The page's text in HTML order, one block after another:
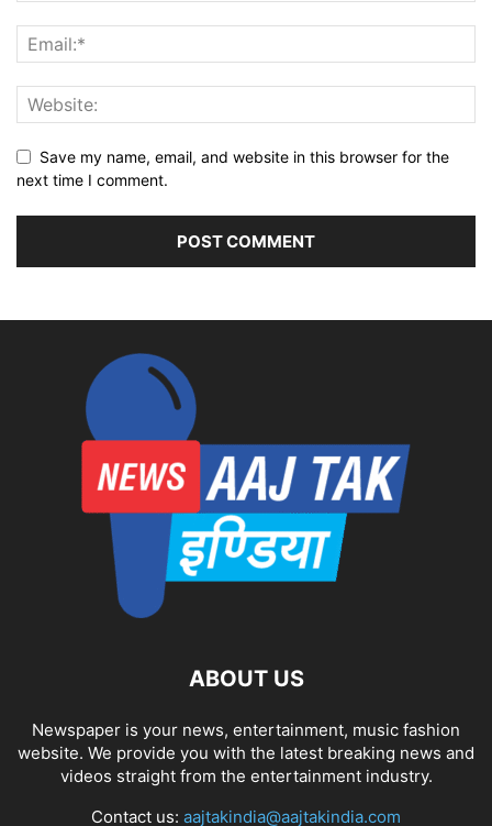
Save my name, email, and website in this browser for the
next time I comment.
ABOUT US
Newspaper is your news, entertainment, music fashion
website. We provide you with the latest breaking news and
videos straight from the entertainment industry.
Contact us: aajtakindia@aajtakindia.com